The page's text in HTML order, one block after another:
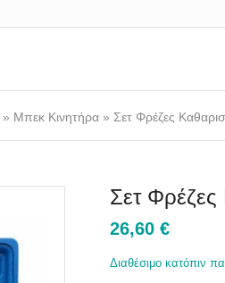
» Μπεκ Κινητήρα » Σετ Φρέζες
Σετ
26,60 €
Διαθέσιμο κατόπιν